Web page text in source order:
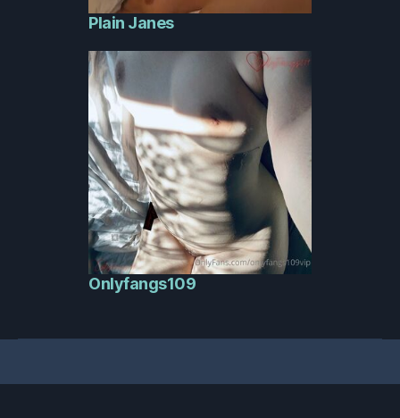
Plain Janes
Onlyfangs109